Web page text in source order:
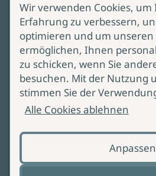
Cookie-Einstellungen
AGB Online Shop
Service
Lieferung & Versand
Bei
Wir verwenden Cookies, um
Erfahrung zu verbessern,
optimieren und um unseren
ermöglichen, Ihnen
zu schicken, wenn Sie
besuchen. Mit der Nutzung
stimmen Sie der
Alle Cookies ablehnen
Anpassen